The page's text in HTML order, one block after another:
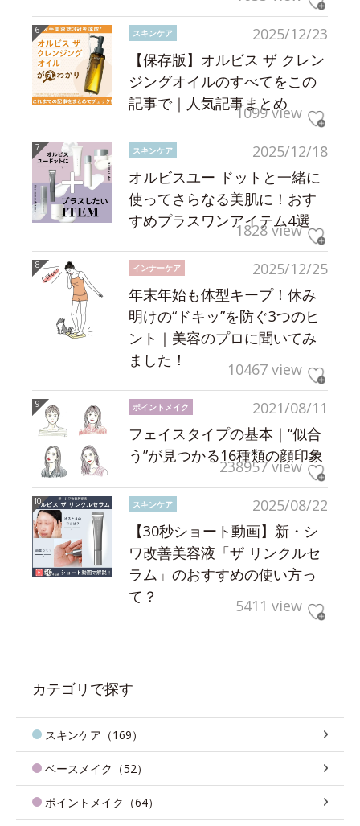
2025/12/23
スキンケア
【保存版】オルビス ザ クレン
ジングオイルのすべてをこの
記事で｜人気記事まとめ
1099 view
2025/12/18
スキンケア
オルビスユー ドットと一緒に
使ってさらなる美肌に！おす
すめプラスワンアイテム4選
1828 view
2025/12/25
インナーケア
年末年始も体型キープ！休み
明けの“ドキッ”を防ぐ3つのヒ
ント｜美容のプロに聞いてみ
ました！
10467 view
2021/08/11
ポイントメイク
フェイスタイプの基本｜“似合
う”が見つかる16種類の顔印象
238957 view
2025/08/22
スキンケア
【30秒ショート動画】新・シ
ワ改善美容液「ザ リンクルセ
ラム」のおすすめの使い方っ
て？
5411 view
カテゴリで探す
スキンケア（169）
ベースメイク（52）
ポイントメイク（64）